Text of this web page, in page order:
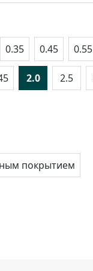
0.35 0.45 0.55
2.0 2.5
покрытием